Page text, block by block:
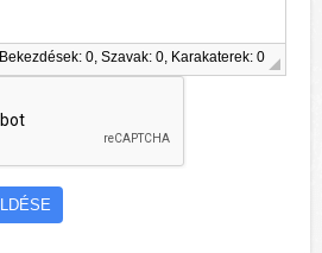
Bekezdések: 0, Szavak: 0, Karakaterek: 0